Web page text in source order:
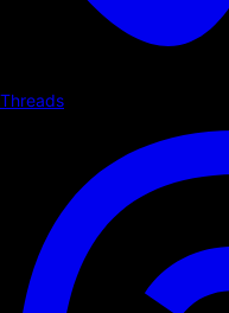
Threads